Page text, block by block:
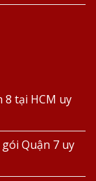
8 tại HCM uy
Quận 7 uy